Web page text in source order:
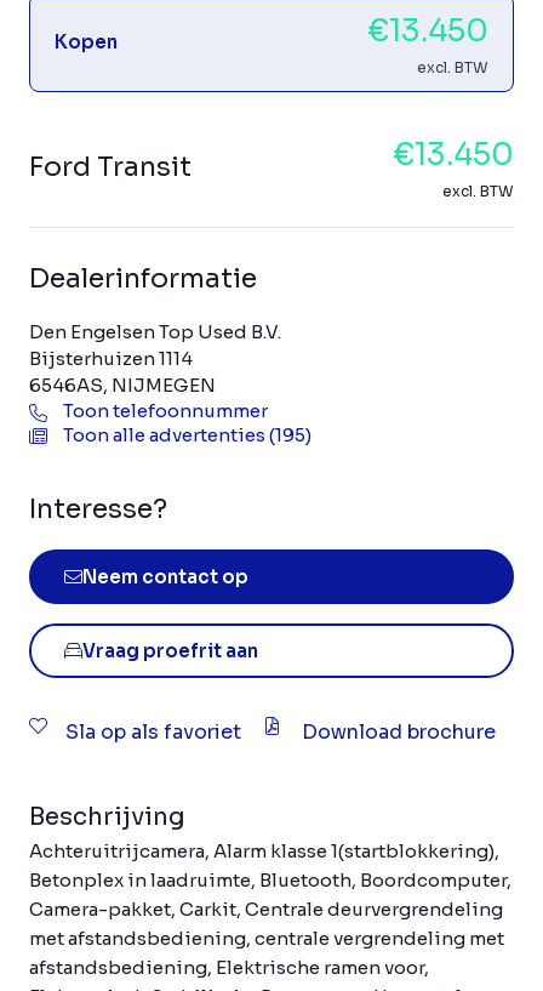
Kopen €13.450
excl. BTW
Ford Transit €13.450
excl. BTW
Dealerinformatie
Den Engelsen Top Used B.V.
Bijsterhuizen 1114
6546AS, NIJMEGEN
Toon telefoonnummer
Toon alle advertenties (195)
Interesse?
Neem contact op
Vraag proefrit aan
Sla op als favoriet Download brochure
Beschrijving
Achteruitrijcamera, Alarm klasse 1(startblokkering),
Betonplex in laadruimte, Bluetooth, Boordcomputer,
Camera-pakket, Carkit, Centrale deurvergrendeling
met afstandsbediening, centrale vergrendeling met
afstandsbediening, Elektrische ramen voor,